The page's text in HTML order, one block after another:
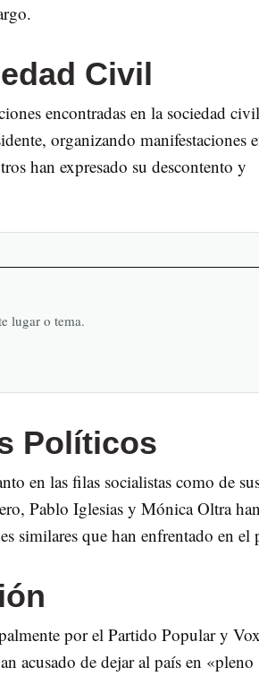
Civil
encontradas en la sociedad
organizando manifestaciones
han expresado su descontento y
lugar o tema.
Políticos
en las filas socialistas como de
Pablo Iglesias y Mónica Oltra
similares que han enfrentado en el
por el Partido Popular y
acusado de dejar al país en «pleno